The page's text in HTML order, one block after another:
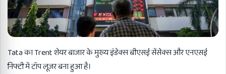
Tata का Trent शेयर बाजार के मुख्य इंडेक्स बीएसई सेंसेक्स और एनएसई
निफ्टी में टॉप लूजर बना हुआ है।